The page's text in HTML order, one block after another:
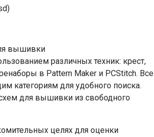
вышивки
различных техник: крест,
в Pattern Maker и PCStitch. Все
категориям для удобного поиска.
для вышивки из свободного
целях для оценки